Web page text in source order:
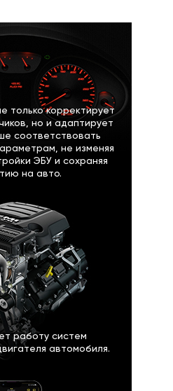
только корректирует
но и адаптирует
соответствовать
не изменяя
ЭБУ и сохраняя
на авто.
работу систем
автомобиля.